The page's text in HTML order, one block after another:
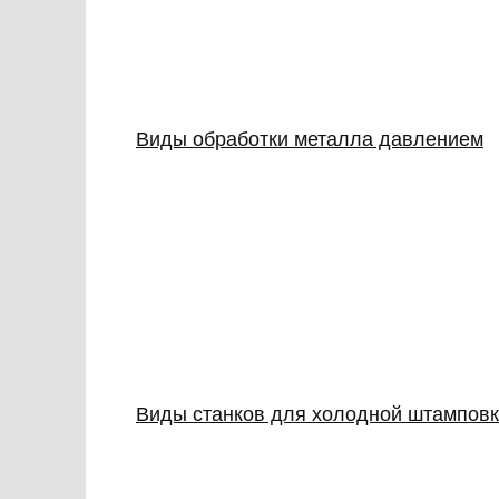
Виды обработки металла давлением
Виды станков для холодной